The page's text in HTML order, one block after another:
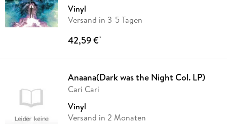
Vinyl
Versand in 3-5 Tagen
42,59 €*
Anaana(Dark was the Night Col. LP)
Cari Cari
Vinyl
Versand in 2 Monaten